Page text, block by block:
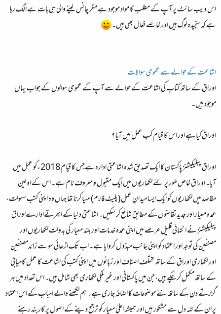
اس ویب سائٹ پر آپ کے مطلب کا مواد موجود ہے مگر چانس لینے والی ہی بات ہے!لگ رہا
ہے کہ سنجیدہ لوگ ہیں اور خاصے فعال بھی ہیں۔
اشاعت کے حوالے سے عمومی سوالات
اوراق کے ساتھ کتاب کی اشاعت کے حوالے سے آپ کے عمومی سوالوں کے جواب یہاں
موجود ہیں۔
اوراق کیا ہے اور اس کا قیام کب عمل میں آیا ؟
اوراق پبلیکیشنز پاکستان کا ایک تصدیق شدہ اشاعتی ادارہ ہےجس کا قیام 2018ء کو عمل میں
آیا۔ اوراق خاص طور پر نئے لکھاریوں میں ایک مقبول و معروف نام ہے۔ اس کے اولین
مقاصد میں لکھاریوں کو ایک ایسا میدانِ عمل ( پلیٹ فارم) مہیا کرنا تھا جہاں وہ اپنی کتب سہولت،
عمدہ معیار اور جدید تقاضوں کے مطابق شائع کر سکیں۔ اشاعتی دنیا کے ابھرتےادارےاوراق
پبلیکیشنز نے انتہائی قلیل عرصے میں اپنی عمدہ خدمات اور بلند معیار کی بدولت لکھاریوں اور
مصنفین کی توجہ اور اعتماد کو اپنی جانب مبذول کروایا ہے۔ اب تک اڑھائی سو سے زائدمصنفین
اور لکھاری اوراق کے ساتھ مختلف اصناف اور زبانوں میں اپنی کتب کی اشاعت کا عمل کامیابی
کے ساتھ مکمل کر چکے ہیں،جن میں پاکستانی اور غیر ملکی لکھاری بھی شامل ہیں۔ اس تعداد میں ہر
گزرتے دن کے ساتھ نئے موضوعات کا اضافہ جاری ہے۔ ہم لکھنے والے احباب کے اس اعتماد
پر ان کے تہہ دل سے مشکور ہیں اور ہمیشہ اعلیٰ معیار کو ترجیح دینے کے اصول پر کاربند رہنے